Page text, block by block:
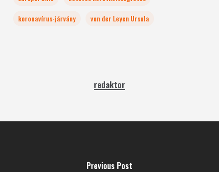
koronavírus-járvány
von der Leyen Ursula
redaktor
Previous Post